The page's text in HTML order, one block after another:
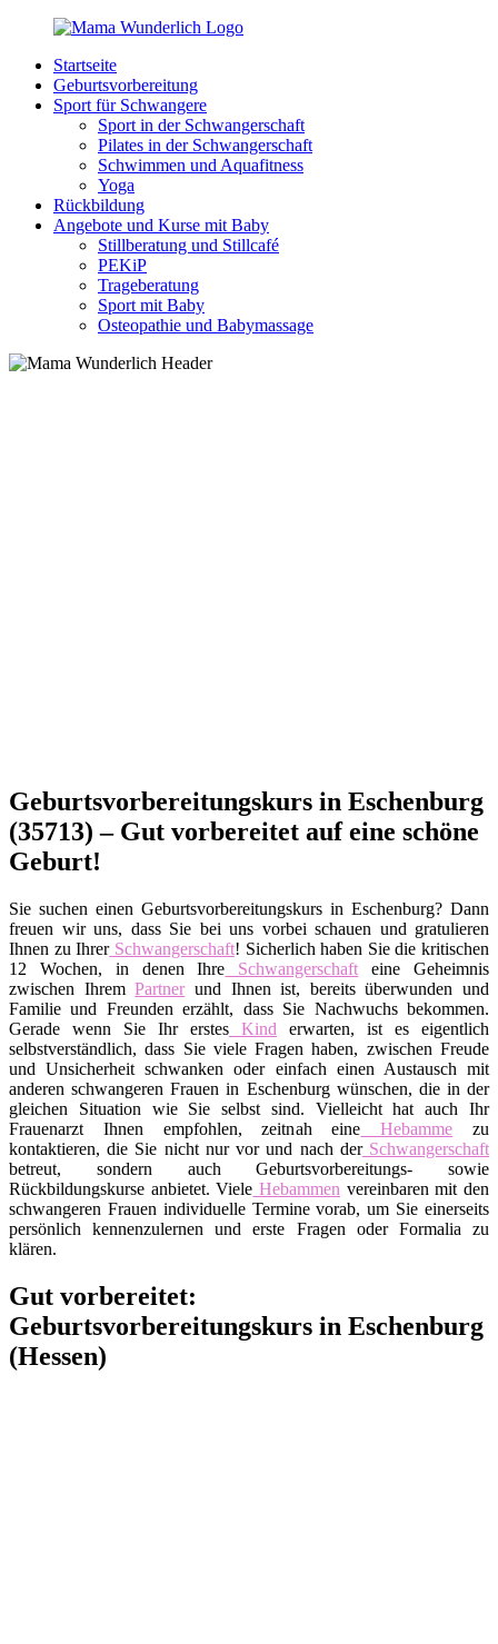
Zurück
Inhalt
MamaWunderlich.de
Mutti
sein
wunderbar!
Startseite
Geburtsvorbereitung
Sport für Schwangere
Sport in der Schwangerschaft
Pilates in der Schwangerschaft
Schwimmen und Aquafitness
Yoga
Rückbildung
Angebote und Kurse mit Baby
Stillberatung und Stillcafé
PEKiP
Trageberatung
Sport mit Baby
Osteopathie und Babymassage
Geburtsvorbereitungskurs in Eschenburg
(35713) – Gut vorbereitet auf eine schöne
Geburt!
Sie suchen einen Geburtsvorbereitungskurs in Eschenburg? Dann
freuen wir uns, dass Sie bei uns vorbei schauen und gratulieren
Ihnen zu IhrerSchwangerschaft! Sicherlich haben Sie die kritischen
12 Wochen, in denen Ihre Schwangerschaft eine Geheimnis
zwischen IhremPartnerund Ihnen ist, bereits überwunden und
Familie und Freunden erzählt, dass Sie Nachwuchs bekommen.
Gerade wenn Sie Ihr erstes Kind erwarten, ist es eigentlich
selbstverständlich, dass Sie viele Fragen haben, zwischen Freude
und Unsicherheit schwanken oder einfach einen Austausch mit
anderen schwangeren Frauen in Eschenburg wünschen, die in der
gleichen Situation wie Sie selbst sind. Vielleicht hat auch Ihr
Frauenarzt Ihnen empfohlen, zeitnah eine Hebamme zu
kontaktieren, die Sie nicht nur vor und nach derSchwangerschaft
betreut, sondern auch Geburtsvorbereitungs- sowie
Rückbildungskurse anbietet. Viele Hebammen vereinbaren mit den
schwangeren Frauen individuelle Termine vorab, um Sie einerseits
persönlich kennenzulernen und erste Fragen oder Formalia zu
klären.
Gut vorbereitet:
Geburtsvorbereitungskurs in Eschenburg
(Hessen)